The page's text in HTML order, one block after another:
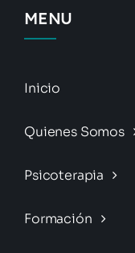
MENU
Inicio
Quienes Somos
Psicoterapia
Formación